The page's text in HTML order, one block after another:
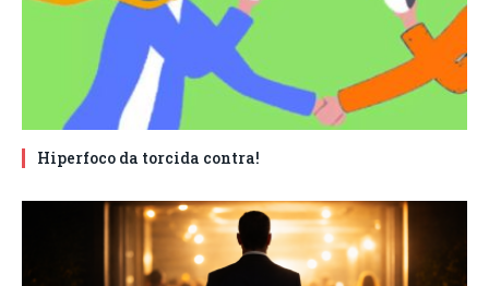
Hiperfoco da torcida contra!